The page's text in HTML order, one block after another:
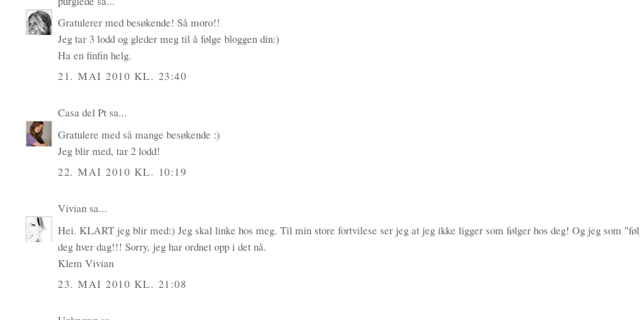
Gratulerer med besøkende! Så moro!!
Jeg tar 3 lodd og gleder meg til å følge bloggen din:)
Ha en finfin helg.
21. MAI 2010 KL. 23:40
Casa del Pt sa...
Gratulere med så mange besøkende :)
Jeg blir med, tar 2 lodd!
22. MAI 2010 KL. 10:19
Vivian sa...
Hei. KLART jeg blir med:) Jeg skal linke hos meg. Til min store fortvilese ser jeg at jeg ikke ligger som følger hos deg! Og jeg som
deg hver dag!!! Sorry, jeg har ordnet opp i det nå.
Klem Vivian
23. MAI 2010 KL. 21:08